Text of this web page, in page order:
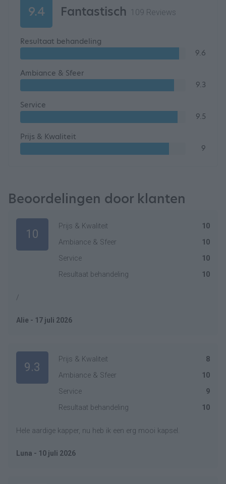
9.4 Fantastisch 109 Reviews
Resultaat behandeling
9.6
Ambiance & Sfeer
9.3
Service
9.5
Prijs & Kwaliteit
9
Beoordelingen door klanten
10
Prijs & Kwaliteit
10
Ambiance & Sfeer
10
Service
10
Resultaat behandeling
10
/
Alie - 17 juli 2026
9.3
Prijs & Kwaliteit
8
Ambiance & Sfeer
10
Service
9
Resultaat behandeling
10
Hele aardige kapper, nu heb ik een erg mooi kapsel.
Luna - 10 juli 2026